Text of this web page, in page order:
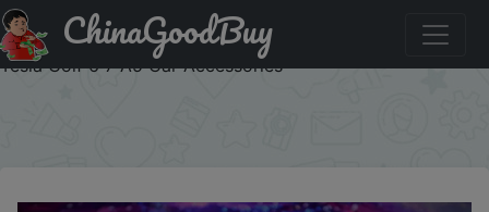
Придбати Auto Music Pickup Led Lights App Control Rgb
Neon Sound Sensing Lamp For Bmw F10 Peugeot 206
Tesla Golf 6 7 A5 Car Accessories
ChinaGoodBuy